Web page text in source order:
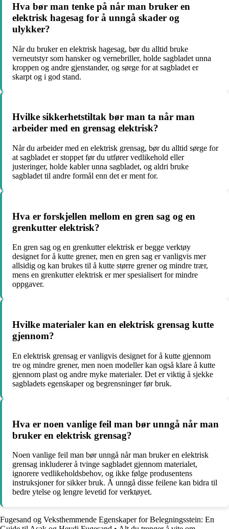
Hva bør man tenke på når man bruker en
elektrisk hagesag for å unngå skader og
ulykker?
Når du bruker en elektrisk hagesag, bør du alltid bruke
verneutstyr som hansker og vernebriller, holde sagbladet unna
kroppen og andre gjenstander, og sørge for at sagbladet er
skarpt og i god stand.
Hvilke sikkerhetstiltak bør man ta når man
arbeider med en grensag elektrisk?
Når du arbeider med en elektrisk grensag, bør du alltid sørge for
at sagbladet er stoppet før du utfører vedlikehold eller
justeringer, holde kabler unna sagbladet, og aldri bruke
sagbladet til andre formål enn det er ment for.
Hva er forskjellen mellom en gren sag og en
grenkutter elektrisk?
En gren sag og en grenkutter elektrisk er begge verktøy
designet for å kutte grener, men en gren sag er vanligvis mer
allsidig og kan brukes til å kutte større grener og mindre trær,
mens en grenkutter elektrisk er mer spesialisert for mindre
oppgaver.
Hvilke materialer kan en elektrisk grensag kutte
gjennom?
En elektrisk grensag er vanligvis designet for å kutte gjennom
tre og mindre grener, men noen modeller kan også klare å kutte
gjennom plast og andre myke materialer. Det er viktig å sjekke
sagbladets egenskaper og begrensninger før bruk.
Hva er noen vanlige feil man bør unngå når man
bruker en elektrisk grensag?
Noen vanlige feil man bør unngå når man bruker en elektrisk
grensag inkluderer å tvinge sagbladet gjennom materialet,
ignorere vedlikeholdsbehov, og ikke følge produsentens
instruksjoner for sikker bruk. Å unngå disse feilene kan bidra til
bedre ytelse og lengre levetid for verktøyet.
Fugesand og Veksthemmende Egenskaper for Belegningsstein: En